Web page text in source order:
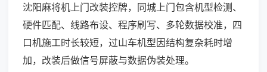
沈阳麻将机上门改装控牌，同城上门包含机型检测、
硬件匹配、线路布设、程序刷写、多轮数据校准，四
口机施工时长较短，过山车机型因结构复杂耗时增
加，改装后做信号屏蔽与数据伪装处理。